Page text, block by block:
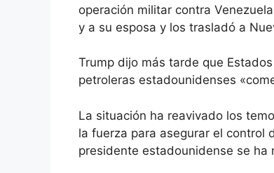
operación militar contra Venezuela
y a su esposa y los trasladó a
Trump dijo más tarde que
petroleras estadounidenses
La situación ha reavivado los
la fuerza para asegurar el control
presidente estadounidense se